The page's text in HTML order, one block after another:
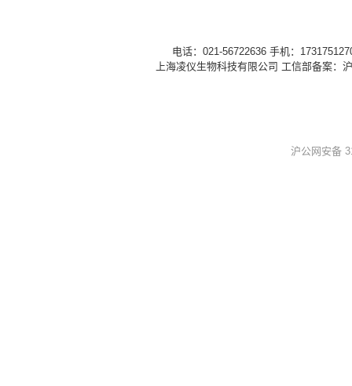
电话：021-56722636 手机：
上海凌仪生物科技有限公司 工信部备案：
沪公网安备